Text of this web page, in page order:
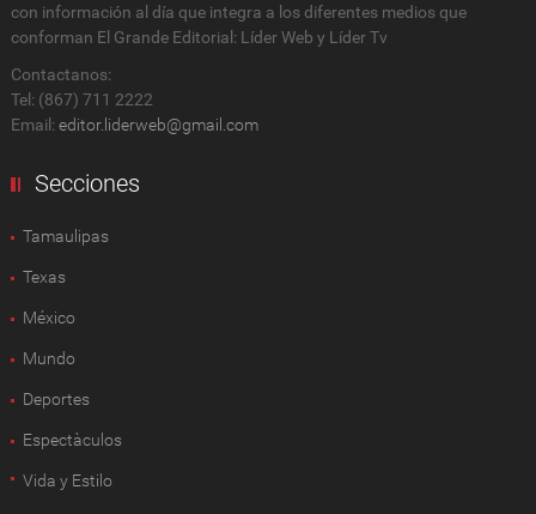
con información al día que integra a los diferentes medios que
conforman El Grande Editorial: Líder Web y Líder Tv
Contactanos:
Tel: (867) 711 2222
Email: editor.liderweb@gmail.com
Secciones
Tamaulipas
Texas
México
Mundo
Deportes
Espectàculos
Vida y Estilo